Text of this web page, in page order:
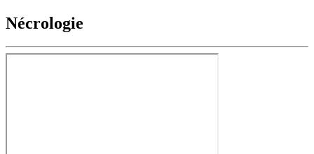
Nécrologie